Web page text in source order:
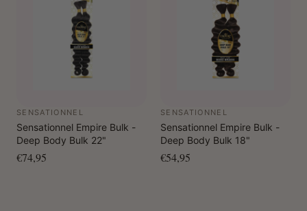
SENSATIONNEL
Sensationnel Empire Bulk -
Deep Body Bulk 22"
€74,95
SENSATIONNEL
Sensationnel Empire Bulk -
Deep Body Bulk 18"
€54,95